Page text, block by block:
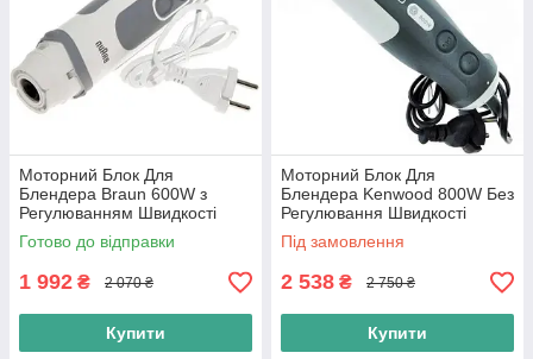
Моторний Блок Для
Блендера Braun 600W з
Регулюванням Швидкості
(7322114444) 4191 Білий з
Сірим
Готово до відправки
1 992 ₴ 2 070 ₴
Купити
Моторний Блок Для
Блендера Kenwood 800W Без
Регулювання Швидкості
(KW715645) HB710 Білий з
Сірим
Під замовлення
2 538 ₴ 2 750 ₴
Купити